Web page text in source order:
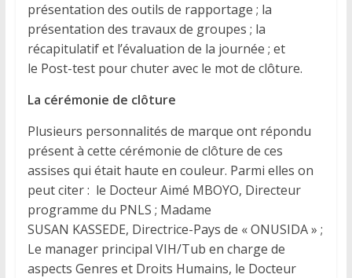
présentation des outils de rapportage ; la
présentation des travaux de groupes ; la
récapitulatif et l’évaluation de la journée ; et
le Post-test pour chuter avec le mot de clôture.
La cérémonie de clôture
Plusieurs personnalités de marque ont répondu
présent à cette cérémonie de clôture de ces
assises qui était haute en couleur. Parmi elles on
peut citer : le Docteur Aimé MBOYO, Directeur
programme du PNLS ; Madame
SUSAN KASSEDE, Directrice-Pays de « ONUSIDA » ;
Le manager principal VIH/Tub en charge de
aspects Genres et Droits Humains, le Docteur